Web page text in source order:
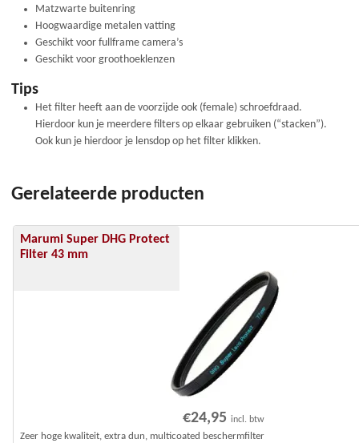
Matzwarte buitenring
Hoogwaardige metalen vatting
Geschikt voor fullframe camera’s
Geschikt voor groothoeklenzen
Tips
Het filter heeft aan de voorzijde ook (female) schroefdraad.
Hierdoor kun je meerdere filters op elkaar gebruiken (“stacken”).
Ook kun je hierdoor je lensdop op het filter klikken.
Gerelateerde producten
Marumi Super DHG Protect
Filter 43 mm
€24,95 incl. btw
Zeer hoge kwaliteit, extra dun, multicoated beschermfilter